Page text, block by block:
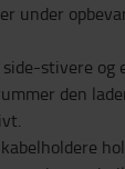
under
stivere og
den